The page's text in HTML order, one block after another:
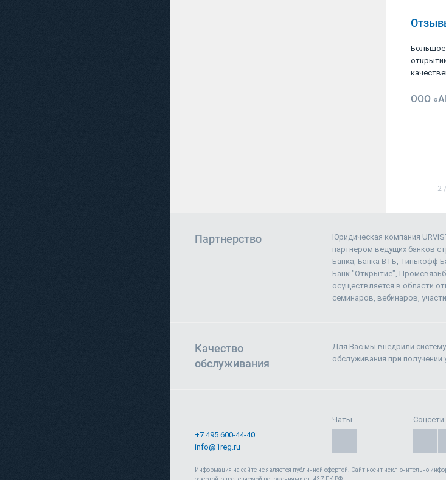
Большое
ООО
2 /
Партнерство
Юридическая компания
партнером ведущих банков
Банка, Банка ВТБ, Тинькофф
Банк "Открытие",
осуществляется в области
семинаров, вебинаров,
Качество
обслуживания
Для Вас мы внедрили
обслуживания при получении
+7 495 600-44-40
info@1reg.ru
Чаты Соцсети
Информация на сайте не является публичной офертой. Cайт носит исключительно